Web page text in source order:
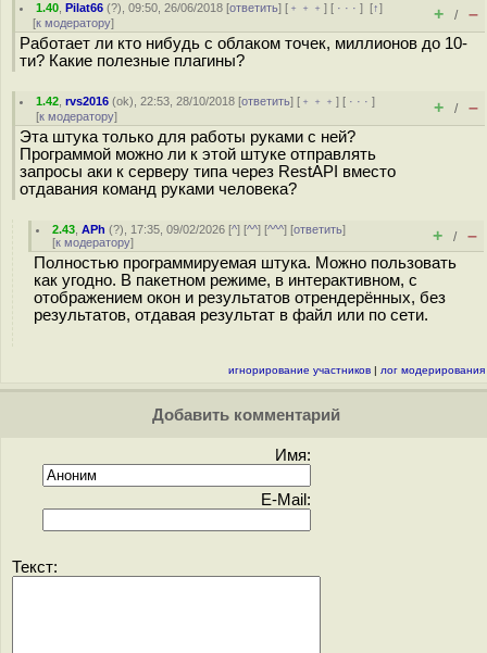
1.40 ,Pilat66 (?), 09:50, 26/06/2018 [ответить] [ ﹢﹢﹢] [ · · ·][↑]
[к модератору] + / –
Работает ли кто нибудь с облаком точек, миллионов до 10-
ти? Какие полезные плагины?
1.42 ,rvs2016 (ok), 22:53, 28/10/2018 [ответить] [ ﹢﹢﹢] [ · · ·]
[к модератору] + / –
Эта штука только для работы руками с ней?
Программой можно ли к этой штуке отправлять
запросы аки к серверу типа через RestAPI вместо
отдавания команд руками человека?
2.43 ,APh (?), 17:35, 09/02/2026 [^] [^^] [^^^] [ответить]
[к модератору] + / –
Полностью программируемая штука. Можно пользовать
как угодно. В пакетном режиме, в интерактивном, с
отображением окон и результатов отрендерённых, без
результатов, отдавая результат в файл или по сети.
игнорирование участников | лог модерирования
Добавить комментарий
Имя:
E-Mail:
Текст: